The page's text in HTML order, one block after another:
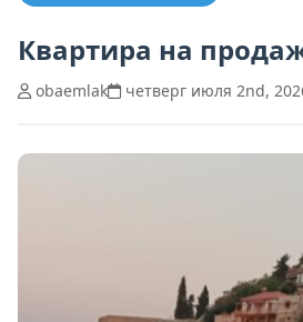
Квартира на
obaemlak четверг июля 2nd,